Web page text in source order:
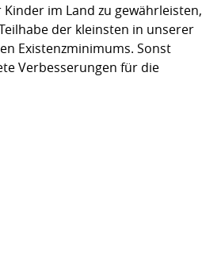
im Land zu gewährleisten,
der kleinsten in unserer
Existenzminimums. Sonst
Verbesserungen für die